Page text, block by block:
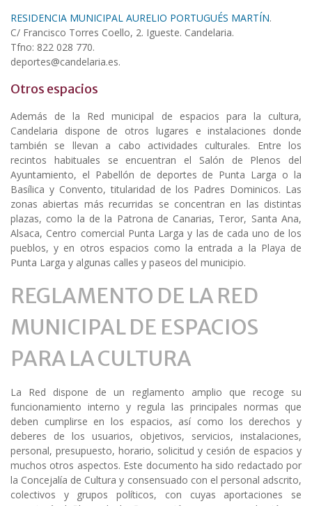
RESIDENCIA MUNICIPAL AURELIO PORTUGUÉS MARTÍN.
C/ Francisco Torres Coello, 2. Igueste. Candelaria.
Tfno: 822 028 770.
deportes@candelaria.es.
Otros espacios
Además de la Red municipal de espacios para la cultura,
Candelaria dispone de otros lugares e instalaciones donde
también se llevan a cabo actividades culturales. Entre los
recintos habituales se encuentran el Salón de Plenos del
Ayuntamiento, el Pabellón de deportes de Punta Larga o la
Basílica y Convento, titularidad de los Padres Dominicos. Las
zonas abiertas más recurridas se concentran en las distintas
plazas, como la de la Patrona de Canarias, Teror, Santa Ana,
Alsaca, Centro comercial Punta Larga y las de cada uno de los
pueblos, y en otros espacios como la entrada a la Playa de
Punta Larga y algunas calles y paseos del municipio.
REGLAMENTO DE LA RED
MUNICIPAL DE ESPACIOS
PARA LA CULTURA
La Red dispone de un reglamento amplio que recoge su
funcionamiento interno y regula las principales normas que
deben cumplirse en los espacios, así como los derechos y
deberes de los usuarios, objetivos, servicios, instalaciones,
personal, presupuesto, horario, solicitud y cesión de espacios y
muchos otros aspectos. Este documento ha sido redactado por
la Concejalía de Cultura y consensuado con el personal adscrito,
colectivos y grupos políticos, con cuyas aportaciones se